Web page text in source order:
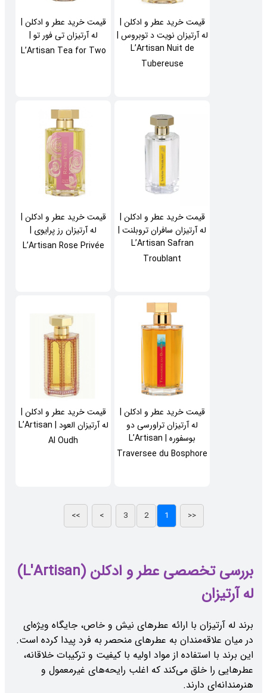
قیمت خرید عطر و ادکلن |
له آرتیزان تی فور تو |
L’Artisan Tea for Two
قیمت خرید عطر و ادکلن |
له آرتیزان نویت د توبروس |
L’Artisan Nuit de
Tubereuse
قیمت خرید عطر و ادکلن |
له آرتیزان رز پرایوی |
L’Artisan Rose Privée
قیمت خرید عطر و ادکلن |
له آرتیزان سافران تروبلنت |
L’Artisan Safran
Troublant
قیمت خرید عطر و ادکلن |
له آرتیزان العود | L’Artisan
Al Oudh
قیمت خرید عطر و ادکلن |
له آرتیزان تراورسی دو
بوسفوره | L’Artisan
Traversee du Bosphore
بررسی تخصصی عطر و ادکلن (L'Artisan)
له آرتیزان
برند له آرتیزان با ارائه عطرهای نیش و خاص، جایگاه ویژه‌ای
در میان علاقه‌مندان به عطرهای منحصر به فرد پیدا کرده است.
این برند با استفاده از مواد اولیه با کیفیت و ترکیبات خلاقانه،
عطرهایی را خلق می‌کند که اغلب رایحه‌های غیرمعمول و
هنرمندانه‌ای دارند.